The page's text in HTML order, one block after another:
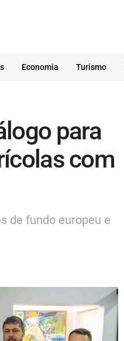
Economia Turismo
para
com
de fundo europeu e